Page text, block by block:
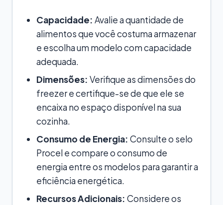
Capacidade: Avalie a quantidade de
alimentos que você costuma armazenar
e escolha um modelo com capacidade
adequada.
Dimensões: Verifique as dimensões do
freezer e certifique-se de que ele se
encaixa no espaço disponível na sua
cozinha.
Consumo de Energia: Consulte o selo
Procel e compare o consumo de
energia entre os modelos para garantir a
eficiência energética.
Recursos Adicionais: Considere os